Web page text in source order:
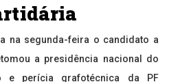
na segunda-feira o candidato a
a presidência nacional do
e perícia grafotécnica da PF